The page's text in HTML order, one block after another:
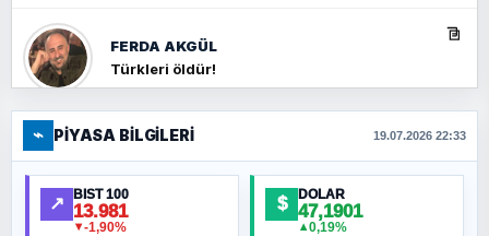
FERDA AKGÜL
Türkleri öldür!
FERHAT BÜYÜKKALKAN
Ankara Zirvesi: NATO Toplantısı mı, Yeni
Ortadoğu Haritasının Provası mı?
⌁ PIYASA BILGILERI 19.07.2026 22:33
↗ BIST 100
13.981
▼-1,90%
$ DOLAR
47,1901
▲0,19%